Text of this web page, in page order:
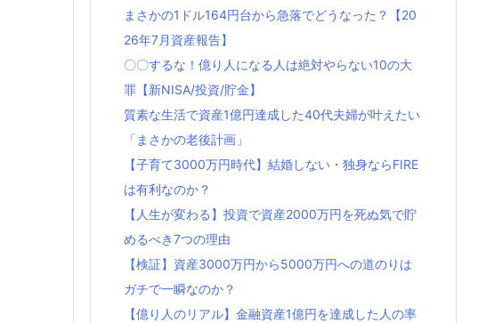
まさかの1ドル164円台から急落でどうなった？【20
26年7月資産報告】
〇〇するな！億り人になる人は絶対やらない10の大
罪【新NISA/投資/貯金】
質素な生活で資産1億円達成した40代夫婦が叶えたい
「まさかの老後計画」
【子育て3000万円時代】結婚しない・独身ならFIRE
は有利なのか？
【人生が変わる】投資で資産2000万円を死ぬ気で貯
めるべき7つの理由
【検証】資産3000万円から5000万円への道のりは
ガチで一瞬なのか？
【億り人のリアル】金融資産1億円を達成した人の率